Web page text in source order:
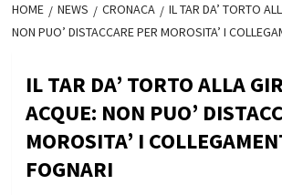
HOME NEWS CRONACA
IL TAR DA’ TORTO
NON PUO’ DISTACCARE PER MOROSITA’ I
IL TAR DA’ TORTO ALLA
ACQUE: NON PUO’
MOROSITA’ I
FOGNARI